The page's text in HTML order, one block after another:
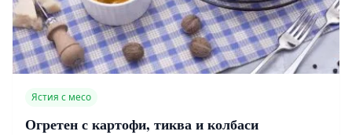
Ястия с месо
Огретен с картофи, тиква и колбаси